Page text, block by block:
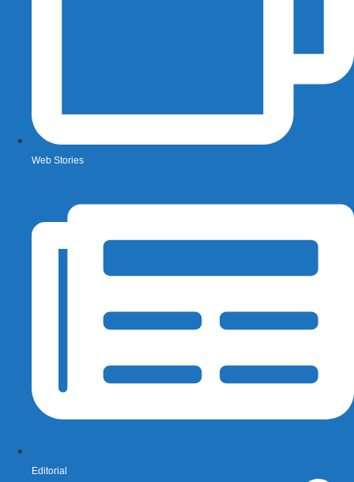
Web Stories
Editorial